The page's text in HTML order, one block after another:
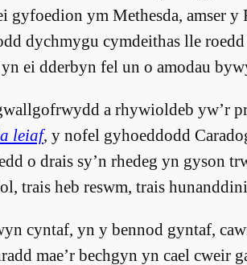
gyfoedion ym Methesda, amser
dychmygu cymdeithas lle
ei dderbyn fel un o amodau
a rhywioldeb yw’r
leiaf, y nofel gyhoeddodd
o drais sy’n rhedeg yn gyson
trais heb reswm, trais
cyntaf, yn y bennod gyntaf,
mae’r bechgyn yn cael cweir